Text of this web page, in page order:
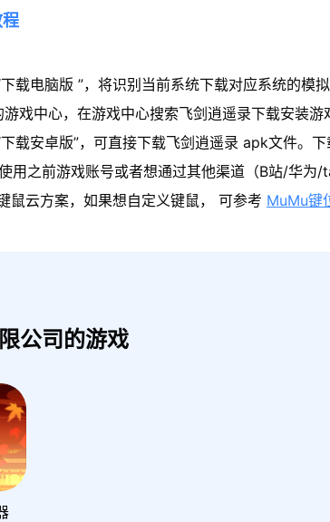
载电脑版 ”，将识别当前系统下载对应系统的模
戏中心，在游戏中心搜索飞剑逍遥录下载安装游
载安卓版”，可直接下载飞剑逍遥录 apk文件。
用之前游戏账号或者想通过其他渠道（B站/华为
鼠云方案，如果想自定义键鼠， 可参考 MuMu键
公司的游戏